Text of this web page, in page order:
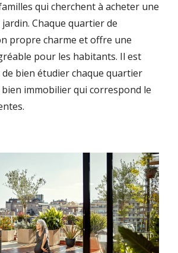
qui cherchent à acheter une
Chaque quartier de
propre charme et offre une
pour les habitants. Il est
bien étudier chaque quartier
immobilier qui correspond le